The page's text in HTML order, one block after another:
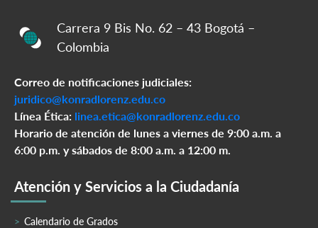
Carrera 9 Bis No. 62 – 43 Bogotá –
Colombia
Correo de notificaciones judiciales:
juridico@konradlorenz.edu.co
Línea Ética: linea.etica@konradlorenz.edu.co
Horario de atención de lunes a viernes de 9:00 a.m. a
6:00 p.m. y sábados de 8:00 a.m. a 12:00 m.
Atención y Servicios a la Ciudadanía
Calendario de Grados